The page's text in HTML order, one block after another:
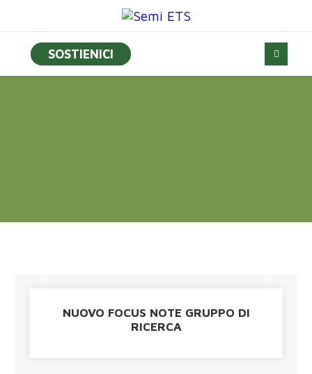
SOSTIENICI
NUOVO FOCUS NOTE GRUPPO DI
RICERCA